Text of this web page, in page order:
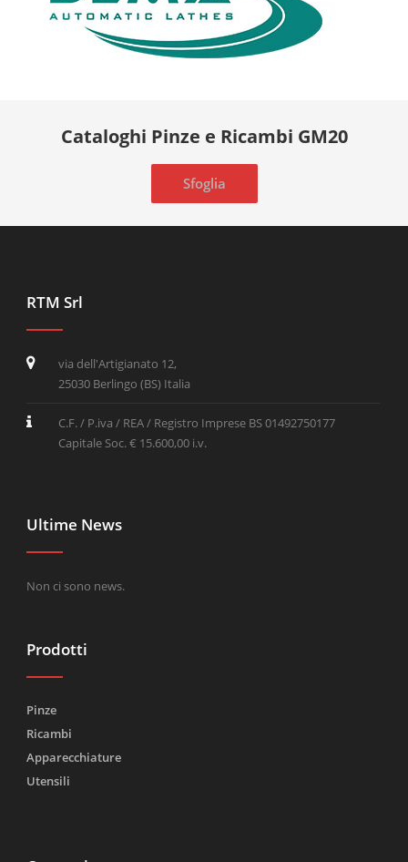
Cataloghi Pinze e Ricambi GM20
Sfoglia
RTM Srl
via dell'Artigianato 12,
25030 Berlingo (BS) Italia
C.F. / P.iva / REA / Registro Imprese BS 01492750177
Capitale Soc. € 15.600,00 i.v.
Ultime News
Non ci sono news.
Prodotti
Pinze
Ricambi
Apparecchiature
Utensili